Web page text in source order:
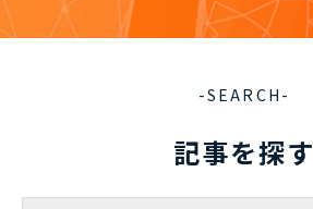
-SEARCH-
記事を探す